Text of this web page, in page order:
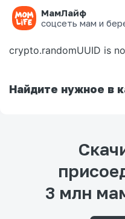
МамЛайф
соцсеть мам и
Ошибка на
crypto.randomUUID is
Найдите нужное в
3 млн